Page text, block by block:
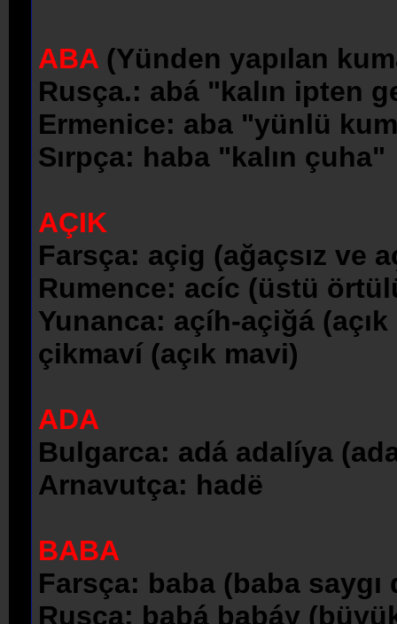
ABA (Yünden yapılan
Rusça.: abá "kalın ipten
Ermenice: aba "yünlü
Sırpça: haba "kalın çuha"
AÇIK
Farsça: açig (ağaçsız ve
Rumence: acíc (üstü
Yunanca: açíh-açiğá (açık
çikmaví (açık mavi)
ADA
Bulgarca: adá adalíya
Arnavutça: hadë
BABA
Farsça: baba (baba saygı
Rusça: babá babáy